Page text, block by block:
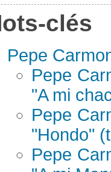
clés
Pepe
Pepe
"A mi
Pepe
"Hondo"
Pepe